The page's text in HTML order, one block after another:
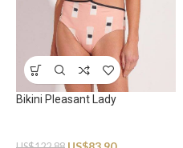
Bikini Pleasant Lady